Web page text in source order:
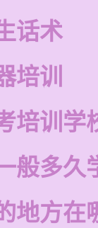
话术
培训
培训学
般多久
地方在